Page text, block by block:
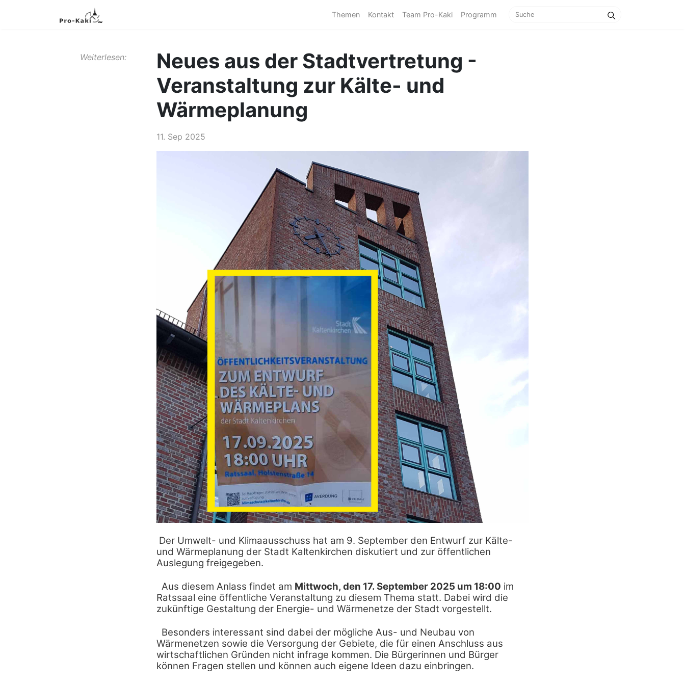
Themen Kontakt Team Pro-Kaki Programm
Weiterlesen:
Neues aus der Stadtvertretung -
Veranstaltung zur Kälte- und
Wärmeplanung
11. Sep 2025
Der Umwelt- und Klimaausschuss hat am 9. September den Entwurf zur Kälte-
und Wärmeplanung der Stadt Kaltenkirchen diskutiert und zur öffentlichen
Auslegung freigegeben.
Aus diesem Anlass findet am Mittwoch, den 17. September 2025 um 18:00 im
Ratssaal eine öffentliche Veranstaltung zu diesem Thema statt. Dabei wird die
zukünftige Gestaltung der Energie- und Wärmenetze der Stadt vorgestellt.
Besonders interessant sind dabei der mögliche Aus- und Neubau von
Wärmenetzen sowie die Versorgung der Gebiete, die für einen Anschluss aus
wirtschaftlichen Gründen nicht infrage kommen. Die Bürgerinnen und Bürger
können Fragen stellen und können auch eigene Ideen dazu einbringen.